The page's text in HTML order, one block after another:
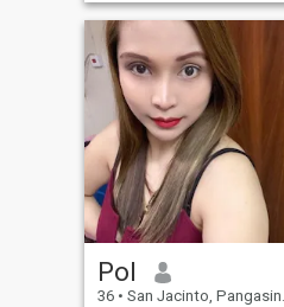
Pol
36 • San Jacinto, Pangasinan, Filipijnen